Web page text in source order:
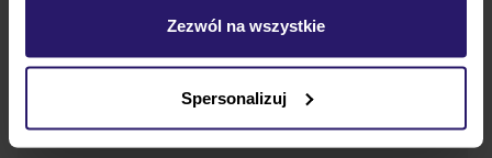
Zezwól na wszystkie
Spersonalizuj
Cybex Simply Flowers
Cybex Dj Khaled
Cybex Petticoat Red